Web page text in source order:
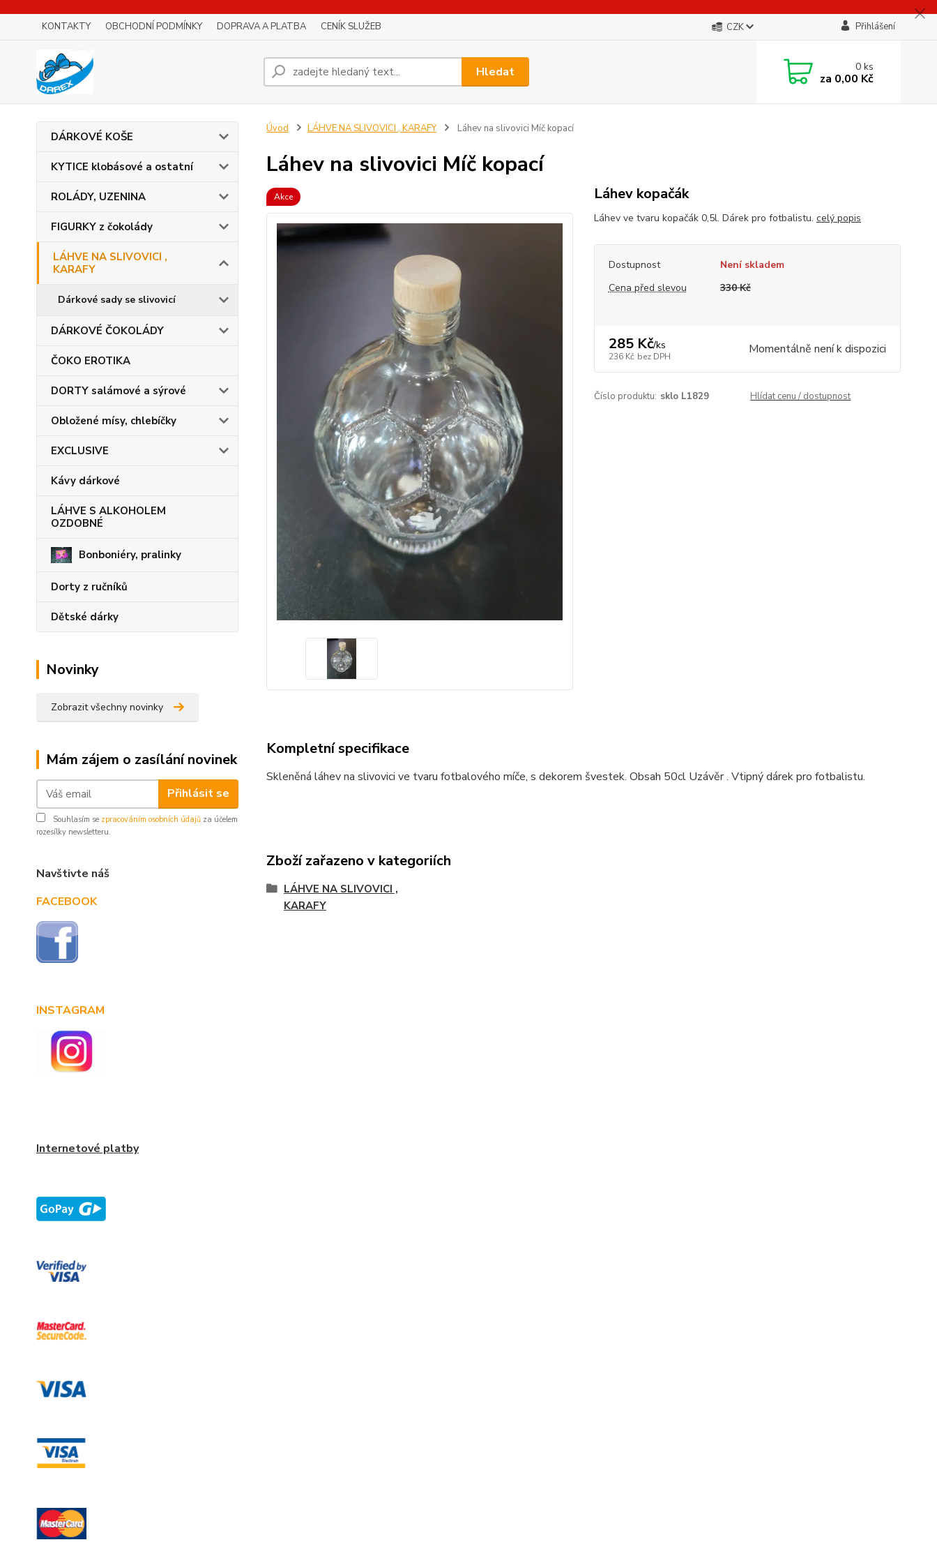
KONTAKTY OBCHODNÍ PODMÍNKY DOPRAVA A PLATBA CENÍK SLUŽEB CZK Přihlášení
Hledat 0ks
za 0,00 Kč
DÁRKOVÉ KOŠE
KYTICE klobásové a ostatní
ROLÁDY, UZENINA
FIGURKY z čokolády
LÁHVE NA SLIVOVICI ,
KARAFY
Dárkové sady se slivovicí
DÁRKOVÉ ČOKOLÁDY
ČOKO EROTIKA
DORTY salámové a sýrové
Obložené mísy, chlebíčky
EXCLUSIVE
Kávy dárkové
LÁHVE S ALKOHOLEM
OZDOBNÉ
Bonboniéry, pralinky
Dorty z ručníků
Dětské dárky
Novinky
Zobrazit všechny novinky
Mám zájem o zasílání novinek
Přihlásit se
Souhlasím se zpracováním osobních údajů za účelem
rozesílky newsletteru.
Navštivte náš
FACEBOOK
INSTAGRAM
Internetové platby
Úvod LÁHVE NA SLIVOVICI , KARAFY Láhev na slivovici Míč kopací
Láhev na slivovici Míč kopací
Akce Láhev kopačák
Láhev ve tvaru kopačák 0,5l. Dárek pro fotbalistu. celý popis
Dostupnost
Není skladem
Cena před slevou
330 Kč
285 Kč/ks
236 Kč bez DPH Momentálně není k dispozici
Číslo produktu: sklo L1829 Hlídat cenu / dostupnost
Kompletní specifikace
Skleněná láhev na slivovici ve tvaru fotbalového míče, s dekorem švestek. Obsah 50cl Uzávěr . Vtipný dárek pro fotbalistu.
Zboží zařazeno v kategoriích
LÁHVE NA SLIVOVICI ,
KARAFY